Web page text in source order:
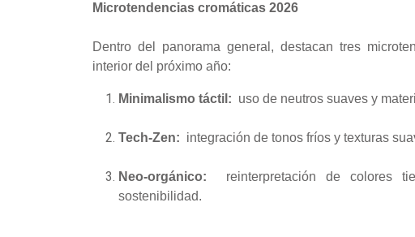
Microtendencias cromáticas 2026
Dentro del panorama general, destacan tres
interior del próximo año:
Minimalismo táctil: uso de neutros suaves y
Tech-Zen: integración de tonos fríos y texturas
Neo-orgánico: reinterpretación de colores
sostenibilidad.